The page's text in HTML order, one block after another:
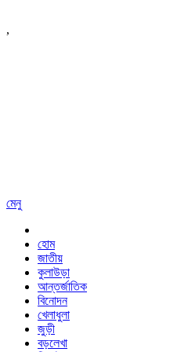
,
মেনু
হোম
জাতীয়
কুলাউড়া
আন্তর্জাতিক
বিনোদন
খেলাধুলা
জুড়ী
বড়লেখা